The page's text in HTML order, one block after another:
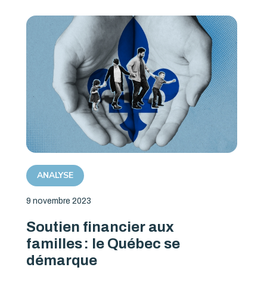
ANALYSE
9 novembre 2023
Soutien financier aux
familles : le Québec se
démarque